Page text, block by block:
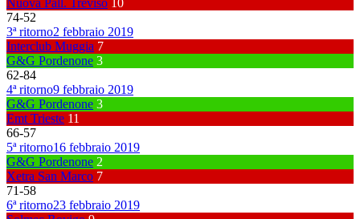
74-52
3ª ritorno2 febbraio 2019
Interclub Muggia 7
G&G Pordenone 3
62-84
4ª ritorno9 febbraio 2019
G&G Pordenone 3
Emt Trieste 11
66-57
5ª ritorno16 febbraio 2019
G&G Pordenone 2
Xetra San Marco 7
71-58
6ª ritorno23 febbraio 2019